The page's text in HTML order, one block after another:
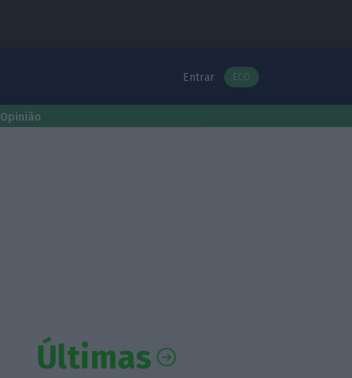
Entrar ECO
Opinião
Últimas